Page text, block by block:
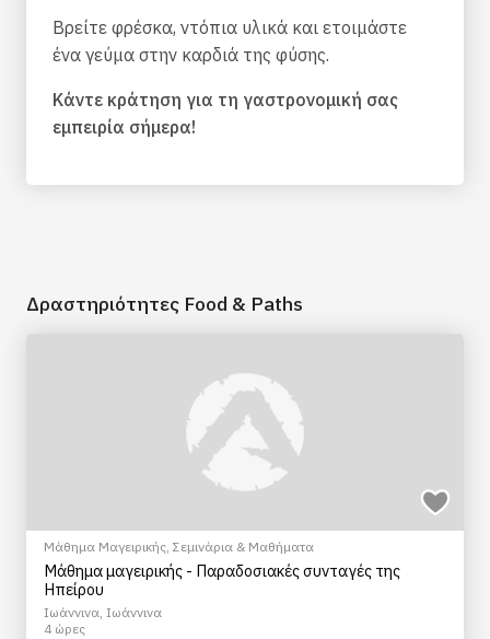
Βρείτε φρέσκα, ντόπια υλικά και ετοιμάστε
ένα γεύμα στην καρδιά της φύσης.
Κάντε κράτηση για τη γαστρονομική σας
εμπειρία σήμερα!
Δραστηριότητες Food & Paths
Μάθημα Μαγειρικής, Σεμινάρια & Μαθήματα
Μάθημα μαγειρικής - Παραδοσιακές συνταγές της
Ηπείρου
Ιωάννινα, Ιωάννινα
4 ώρες